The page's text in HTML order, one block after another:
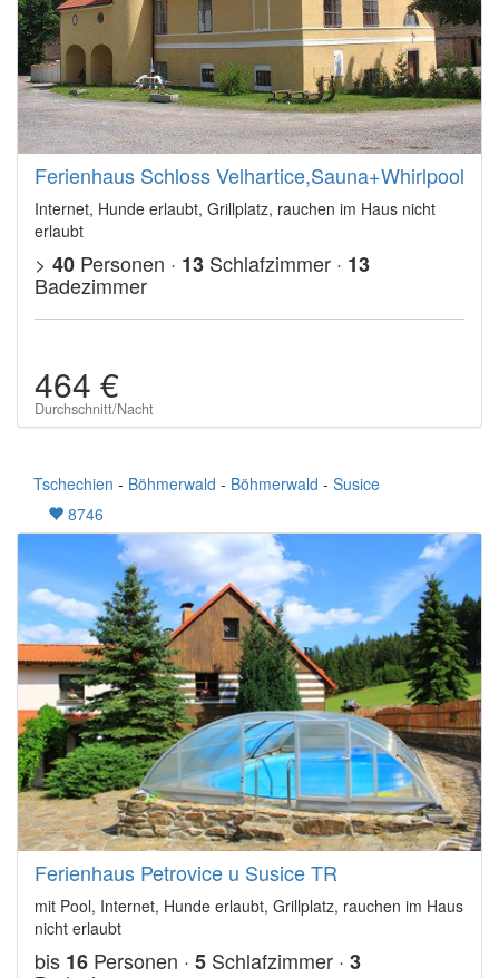
Ferienhaus Schloss Velhartice,Sauna+Whirlpool
Internet, Hunde erlaubt, Grillplatz, rauchen im Haus nicht
erlaubt
> 40 Personen · 13 Schlafzimmer · 13
Badezimmer
464 €
Durchschnitt/Nacht
Tschechien - Böhmerwald - Böhmerwald - Susice
8746
Ferienhaus Petrovice u Susice TR
mit Pool, Internet, Hunde erlaubt, Grillplatz, rauchen im Haus
nicht erlaubt
bis 16 Personen · 5 Schlafzimmer · 3